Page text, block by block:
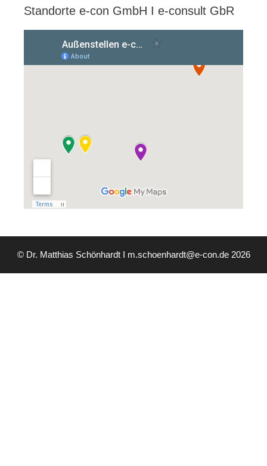
Standorte e-con GmbH I e-consult GbR
© Dr. Matthias Schönhardt I m.schoenhardt@e-con.de 2026